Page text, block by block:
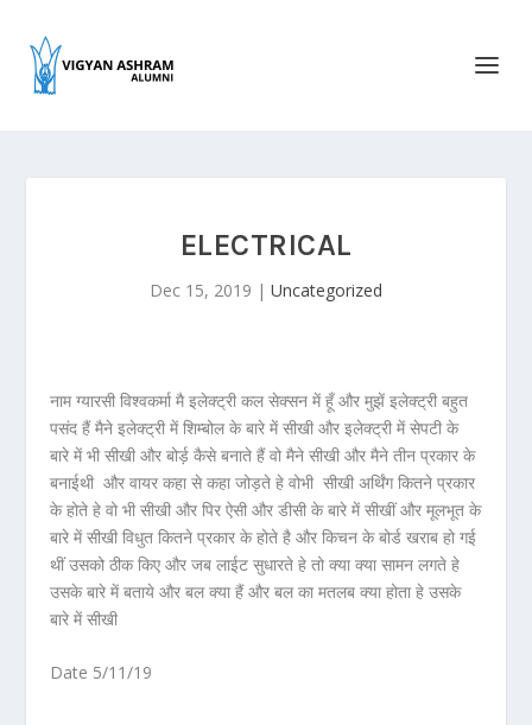
ELECTRICAL
Dec 15, 2019 | Uncategorized
नाम ग्यारसी विश्वकर्मा मै इलेक्ट्री कल सेक्सन में हूँ और मुझें इलेक्ट्री बहुत
पसंद हैं मैने इलेक्ट्री में शिम्बोल के बारे में सीखी और इलेक्ट्री में सेपटी के
बारे में भी सीखी और बोर्ड़ कैसे बनाते हैं वो मैने सीखी और मैने तीन प्रकार के
बनाईथी और वायर कहा से कहा जोड़ते हे वोभी सीखी अर्थिंग कितने प्रकार
के होते हे वो भी सीखी और पिर ऐसी और डीसी के बारे में सीखीं और मूलभूत के
बारे में सीखी विधुत कितने प्रकार के होते है और किचन के बोर्ड खराब हो गई
थीं उसको ठीक किए और जब लाईट सुधारते हे तो क्या क्या सामन लगते हे
उसके बारे में बताये और बल क्या हैं और बल का मतलब क्या होता हे उसके
बारे में सीखी
Date 5/11/19